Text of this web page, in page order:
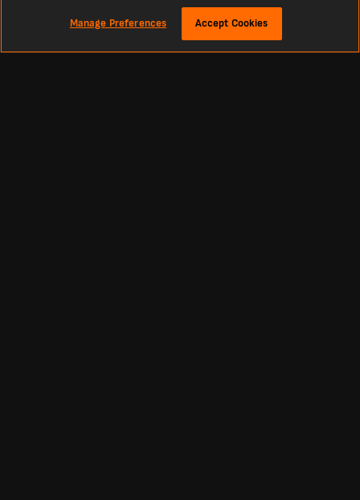
Manage Preferences Accept Cookies